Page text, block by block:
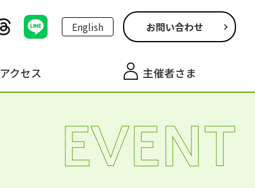
English お問い合わせ
アクセス 主催者さま
EVENT